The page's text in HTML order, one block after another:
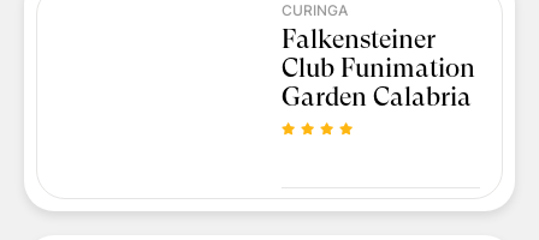
CURINGA
Falkensteiner
Club Funimation
Garden Calabria